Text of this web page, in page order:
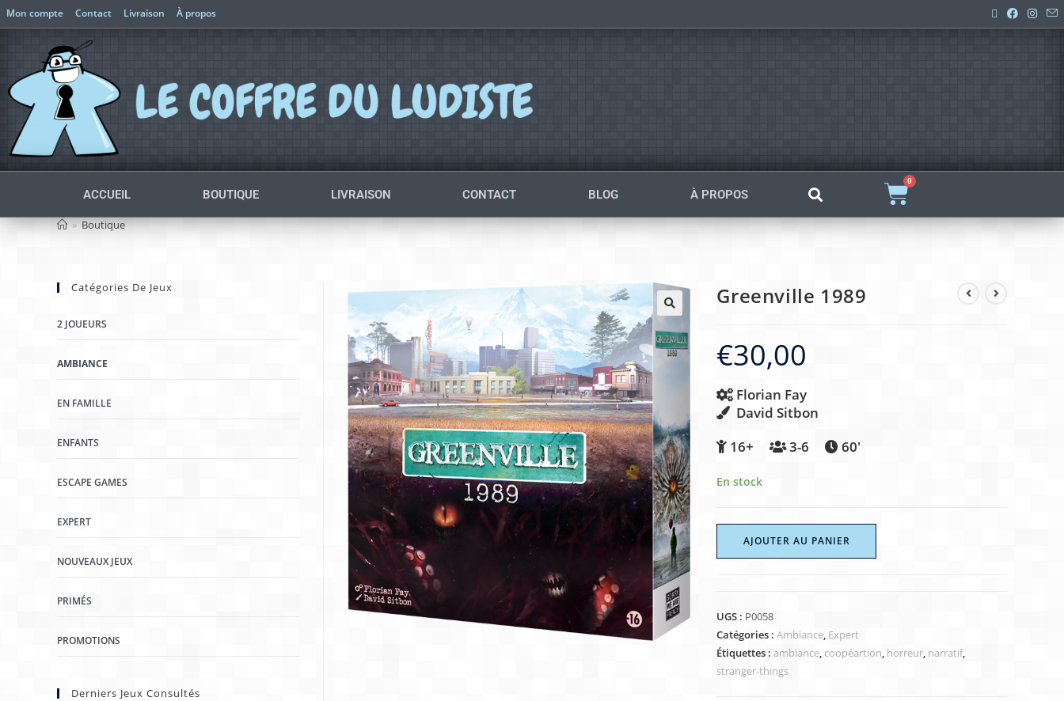
Mon compte Contact Livraison À propos
ACCUEIL BOUTIQUE LIVRAISON CONTACT BLOG À PROPOS
0
» Boutique
Greenville 1989
€30,00
Florian Fay
David Sitbon
16+
3-6 60′
En stock
AJOUTER AU PANIER
UGS : P0058
Catégories :Ambiance, Expert
Étiquettes :ambiance, coopéartion, horreur, narratif,
stranger-things
Catégories De Jeux
2 JOUEURS
AMBIANCE
EN FAMILLE
ENFANTS
ESCAPE GAMES
EXPERT
NOUVEAUX JEUX
PRIMÉS
PROMOTIONS
Derniers Jeux Consultés